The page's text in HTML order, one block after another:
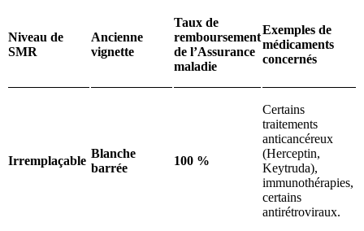
Niveau de
SMR
Ancienne
vignette
Taux de
remboursement
de l’Assurance
maladie
Exemples de
médicaments
concernés
Irremplaçable
Blanche
barrée
100 %
Certains
traitements
anticancéreux
(Herceptin,
Keytruda),
immunothérapies,
certains
antirétroviraux.